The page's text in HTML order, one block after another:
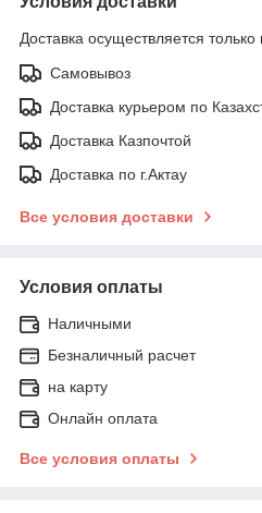
Доставка осуществляется только
Самовывоз
Доставка курьером по
Доставка Казпочтой
Доставка по г.Актау
Все условия доставки
Условия оплаты
Наличными
Безналичный расчет
на карту
Онлайн оплата
Все условия оплаты